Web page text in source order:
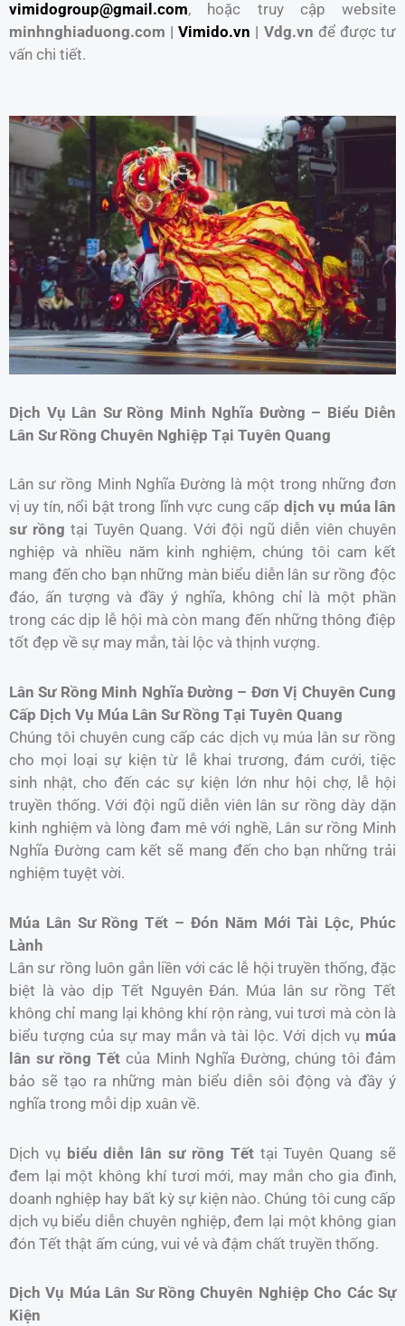
vimidogroup@gmail.com, hoặc truy cập website
minhnghiaduong.com |Vimido.vn | Vdg.vn để được tư
vấn chi tiết.
Dịch Vụ Lân Sư Rồng Minh Nghĩa Đường – Biểu Diễn
Lân Sư Rồng Chuyên Nghiệp Tại Tuyên Quang
Lân sư rồng Minh Nghĩa Đường là một trong những đơn
vị uy tín, nổi bật trong lĩnh vực cung cấp dịch vụ múa lân
sư rồng tại Tuyên Quang. Với đội ngũ diễn viên chuyên
nghiệp và nhiều năm kinh nghiệm, chúng tôi cam kết
mang đến cho bạn những màn biểu diễn lân sư rồng độc
đáo, ấn tượng và đầy ý nghĩa, không chỉ là một phần
trong các dịp lễ hội mà còn mang đến những thông điệp
tốt đẹp về sự may mắn, tài lộc và thịnh vượng.
Lân Sư Rồng Minh Nghĩa Đường – Đơn Vị Chuyên Cung
Cấp Dịch Vụ Múa Lân Sư Rồng Tại Tuyên Quang
Chúng tôi chuyên cung cấp các dịch vụ múa lân sư rồng
cho mọi loại sự kiện từ lễ khai trương, đám cưới, tiệc
sinh nhật, cho đến các sự kiện lớn như hội chợ, lễ hội
truyền thống. Với đội ngũ diễn viên lân sư rồng dày dặn
kinh nghiệm và lòng đam mê với nghề, Lân sư rồng Minh
Nghĩa Đường cam kết sẽ mang đến cho bạn những trải
nghiệm tuyệt vời.
Múa Lân Sư Rồng Tết – Đón Năm Mới Tài Lộc, Phúc
Lành
Lân sư rồng luôn gắn liền với các lễ hội truyền thống, đặc
biệt là vào dịp Tết Nguyên Đán. Múa lân sư rồng Tết
không chỉ mang lại không khí rộn ràng, vui tươi mà còn là
biểu tượng của sự may mắn và tài lộc. Với dịch vụ múa
lân sư rồng Tết của Minh Nghĩa Đường, chúng tôi đảm
bảo sẽ tạo ra những màn biểu diễn sôi động và đầy ý
nghĩa trong mỗi dịp xuân về.
Dịch vụ biểu diễn lân sư rồng Tếttại Tuyên Quang sẽ
đem lại một không khí tươi mới, may mắn cho gia đình,
doanh nghiệp hay bất kỳ sự kiện nào. Chúng tôi cung cấp
dịch vụ biểu diễn chuyên nghiệp, đem lại một không gian
đón Tết thật ấm cúng, vui vẻ và đậm chất truyền thống.
Dịch Vụ Múa Lân Sư Rồng Chuyên Nghiệp Cho Các Sự
Kiện